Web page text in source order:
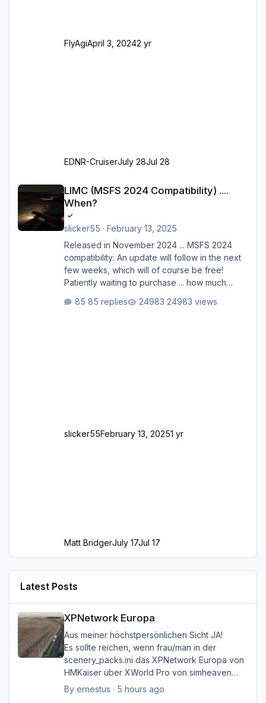
FlyAgiApril 3, 20242 yr
EDNR-CruiserJuly 28Jul 28
LIMC (MSFS 2024 Compatibility) ....
When?
slicker55 · February 13, 2025
Released in November 2024 ... MSFS 2024
compatibility: An update will follow in the next
few weeks, which will of course be free!
Patiently waiting to purchase ... how much
85 replies 24983 views
slicker55February 13, 20251 yr
Matt BridgerJuly 17Jul 17
Latest Posts
XPNetwork Europa
Aus meiner höchstpersönlichen Sicht JA!
Es sollte reichen, wenn frau/man in der
scenery_packs.ini das XPNetwork Europa von
HMKaiser über XWorld Pro von simheaven
angeordnet hat. Es ist aufgrund der im
XPNetwork gesetzten Exclusions nicht einmal
By ernestus · 5 hours ago